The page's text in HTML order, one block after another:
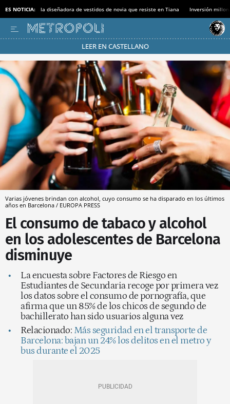
ES NOTICIA: la diseñadora de vestidos de novia que resiste en Tiana Inversión
LEER EN CASTELLANO
Pásate al MODO AHORRO
Varias jóvenes brindan con alcohol, cuyo consumo se ha disparado en los últimos
años en Barcelona / EUROPA PRESS
El consumo de tabaco y alcohol
en los adolescentes de Barcelona
disminuye
La encuesta sobre Factores de Riesgo en
Estudiantes de Secundaria recoge por primera vez
los datos sobre el consumo de pornografía, que
afirma que un 85% de los chicos de segundo de
bachillerato han sido usuarios alguna vez
Relacionado: Más seguridad en el transporte de
Barcelona: bajan un 24% los delitos en el metro y
bus durante el 2025